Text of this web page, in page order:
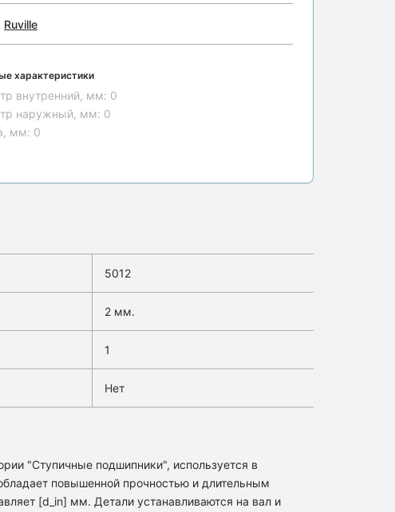
Ruville
характеристики
внутренний, мм: 0
наружный, мм: 0
мм: 0
5012
2 мм.
1
Нет
"Ступичные подшипники", используется в
повышенной прочностью и длительным
[d_in] мм. Детали устанавливаются на вал и